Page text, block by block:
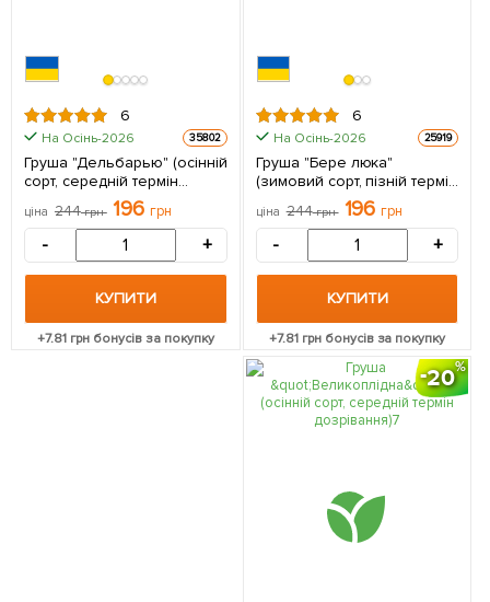
6
На Осінь-2026 35802
Груша "Дельбарью" (осінній
сорт, середній термін
дозрівання) 1 саджанець в
упаковці
ціна 244грн 196 грн
- +
КУПИТИ
+7.81 грн бонусів за покупку
6
На Осінь-2026 25919
Груша "Бере люка"
(зимовий сорт, пізній термін
дозрівання) 1 саджанець в
упаковці
ціна 244грн 196 грн
- +
КУПИТИ
+7.81грн бонусів за покупку
20